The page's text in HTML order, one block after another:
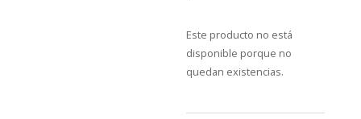
Este producto no está
disponible porque no
quedan existencias.